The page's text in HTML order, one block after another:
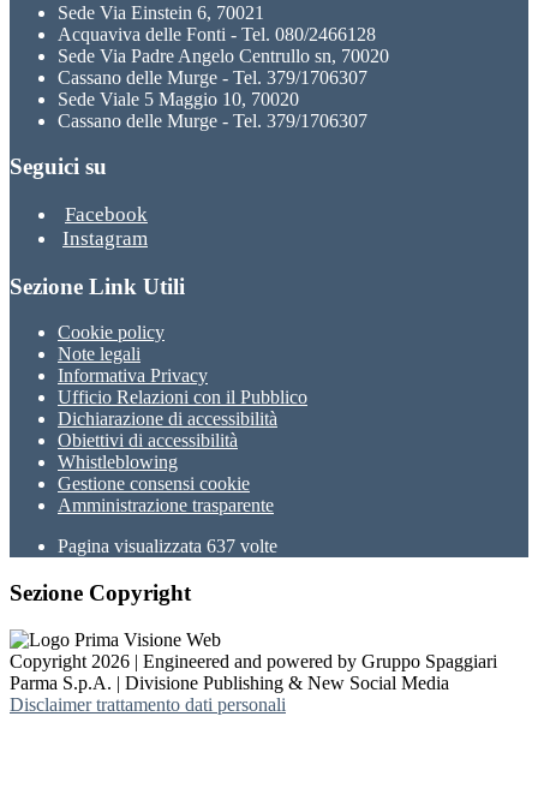
Sede Via Einstein 6, 70021
Acquaviva delle Fonti - Tel. 080/2466128
Sede Via Padre Angelo Centrullo sn, 70020
Cassano delle Murge - Tel. 379/1706307
Sede Viale 5 Maggio 10, 70020
Cassano delle Murge - Tel. 379/1706307
Seguici su
Facebook
Instagram
Sezione Link Utili
Cookie policy
Note legali
Informativa Privacy
Ufficio Relazioni con il Pubblico
Dichiarazione di accessibilità
Obiettivi di accessibilità
Whistleblowing
Gestione consensi cookie
Amministrazione trasparente
Pagina visualizzata 637 volte
Sezione Copyright
Copyright 2026 | Engineered and powered by Gruppo Spaggiari
Parma S.p.A. | Divisione Publishing & New Social Media
Disclaimer trattamento dati personali